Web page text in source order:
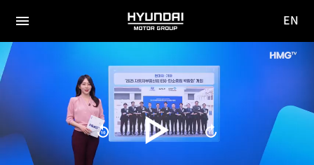
전체
HYUNDAI
MOTOR
사이
EN